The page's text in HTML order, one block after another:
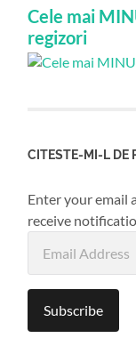
Cele mai
regizori
CITESTE-MI-L DE
Enter your email
receive
Address
Subscribe